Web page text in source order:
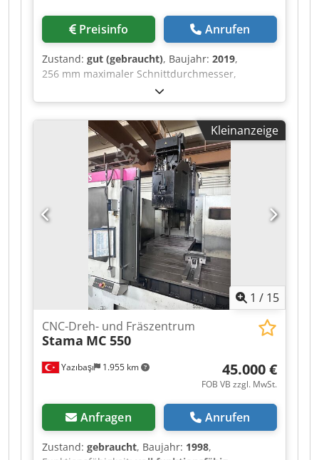
Preisinfo Anrufen
Zustand: gut (gebraucht), Baujahr: 2019,
256 mm maximaler Schnittdurchmesser,
455 mm maximale Drehlänge, 4.000 U/min
Spindeldrehzahl, 51 mm Stangenkapazität, 12-
fach-VDI-Revolver, Fräsgeschwindigkeit
5.000 U/min, Crsdpfx Aszrfnujiyef 16 kW
Spindelmotor, Hurco WinMax 5-Steuerung,
Mitlaufmitnehmer, Werkzeugvoreinstellgerät,
Späneförderer, Fangvorrichtung für Werkstücke,
Stangenladevorrichtung.
Kleinanzeige
1 / 15
Yazıbaşı 1.955 km
CNC-Dreh- und Fräszentrum
Stama MC 550
45.000 €
FOB VB zzgl. MwSt.
Anfragen Anrufen
Zustand: gebraucht, Baujahr: 1998,